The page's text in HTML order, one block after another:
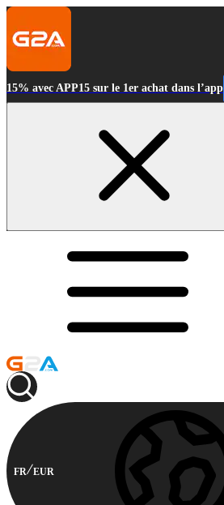
15% avec APP15 sur le 1er achat dans l’app
FR EUR